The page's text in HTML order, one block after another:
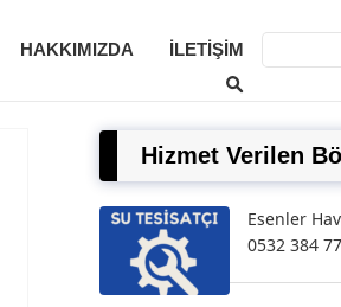
HAKKIMIZDA İLETIŞIM
Hizmet Verilen
Esenler
0532 384